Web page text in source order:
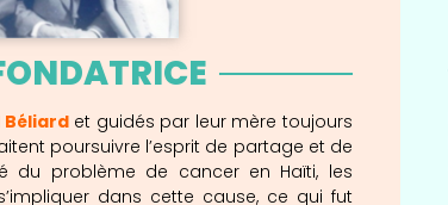
et guidés par leur mère toujours
poursuivre l’esprit de partage et de
du problème de cancer en Haïti, les
dans cette cause, ce qui fut